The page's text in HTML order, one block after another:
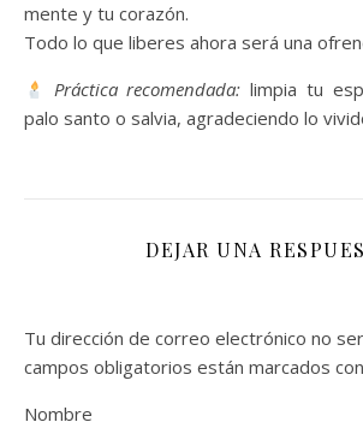
mente y tu corazón.
Todo lo que liberes ahora será una
Práctica recomendada: limpia tu
palo santo o salvia, agradeciendo lo
DEJAR UNA
Tu dirección de correo electrónico no
campos obligatorios están marcados con
Nombre